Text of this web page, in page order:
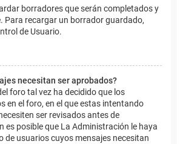
borradores que serán completados y
Para recargar un borrador guardado,
de Usuario.
necesitan ser aprobados?
foro tal vez ha decidido que los
en el foro, en el que estas intentando
ser revisados antes de
es posible que La Administración le haya
de usuarios cuyos mensajes necesitan